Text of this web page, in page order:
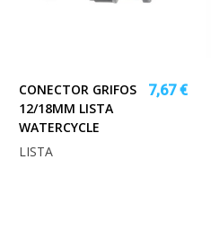
CONECTOR GRIFOS
12/18MM LISTA
WATERCYCLE
7,67 €
LISTA